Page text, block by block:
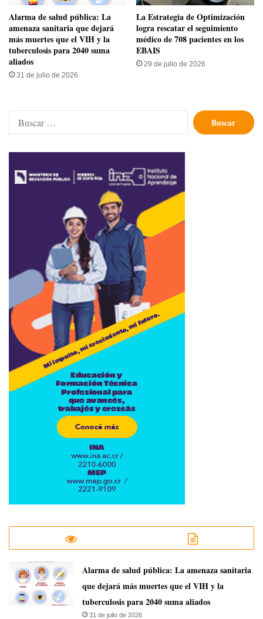
​Alarma de salud pública: La
amenaza sanitaria que dejará
más muertes que el VIH y la
tuberculosis para 2040 suma
aliados
31 de julio de 2026
La Estrategia de Optimización
logra rescatar el seguimiento
médico de 708 pacientes en los
EBAIS
29 de julio de 2026
Buscar:
​Alarma de salud pública: La amenaza sanitaria
que dejará más muertes que el VIH y la
tuberculosis para 2040 suma aliados
31 de julio de 2026